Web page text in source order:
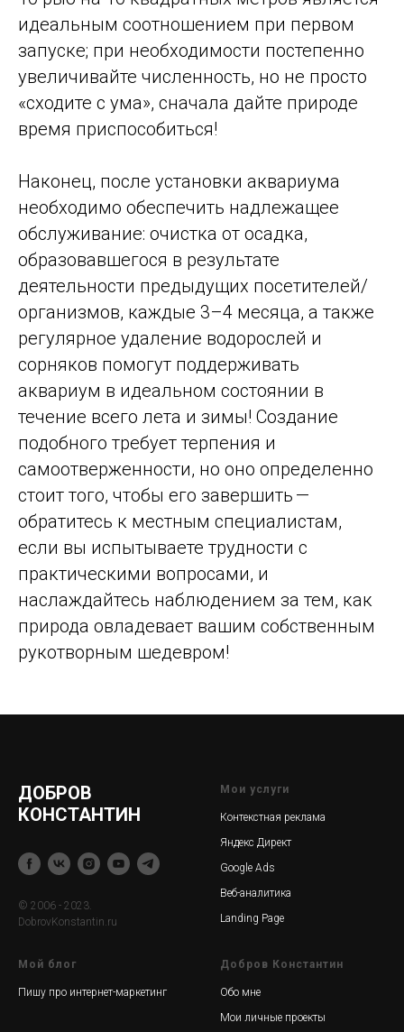
идеальным соотношением при первом
запуске; при необходимости постепенно
увеличивайте численность, но не просто
«сходите с ума», сначала дайте природе
время приспособиться!
Наконец, после установки аквариума
необходимо обеспечить надлежащее
обслуживание: очистка от осадка,
образовавшегося в результате
деятельности предыдущих посетителей/
организмов, каждые 3–4 месяца, а также
регулярное удаление водорослей и
сорняков помогут поддерживать
аквариум в идеальном состоянии в
течение всего лета и зимы! Создание
подобного требует терпения и
самоотверженности, но оно определенно
стоит того, чтобы его завершить —
обратитесь к местным специалистам,
если вы испытываете трудности с
практическими вопросами, и
наслаждайтесь наблюдением за тем, как
природа овладевает вашим собственным
рукотворным шедевром!
ДОБРОВ
КОНСТАНТИН
© 2006 - 2023.
DobrovKonstantin.ru
Мои услуги
Контекстная реклама
Яндекс Директ
Google Ads
Веб-аналитика
Landing Page
Мой блог
Пишу про интернет-маркетинг
Добров Константин
Обо мне
Мои личные проекты